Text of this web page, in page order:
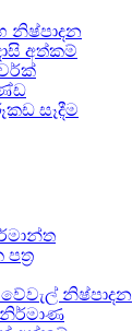
නිෂ්පාදන
අත්කම්
වර්ක්
රූකඩ සෑදීම
පත්‍ර
වේවැල් නිෂ්පාදන
නිර්මාණ